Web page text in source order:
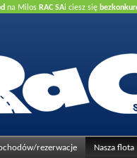
na Milos RAC SAi ciesz się
rezerwacje Nasza flota